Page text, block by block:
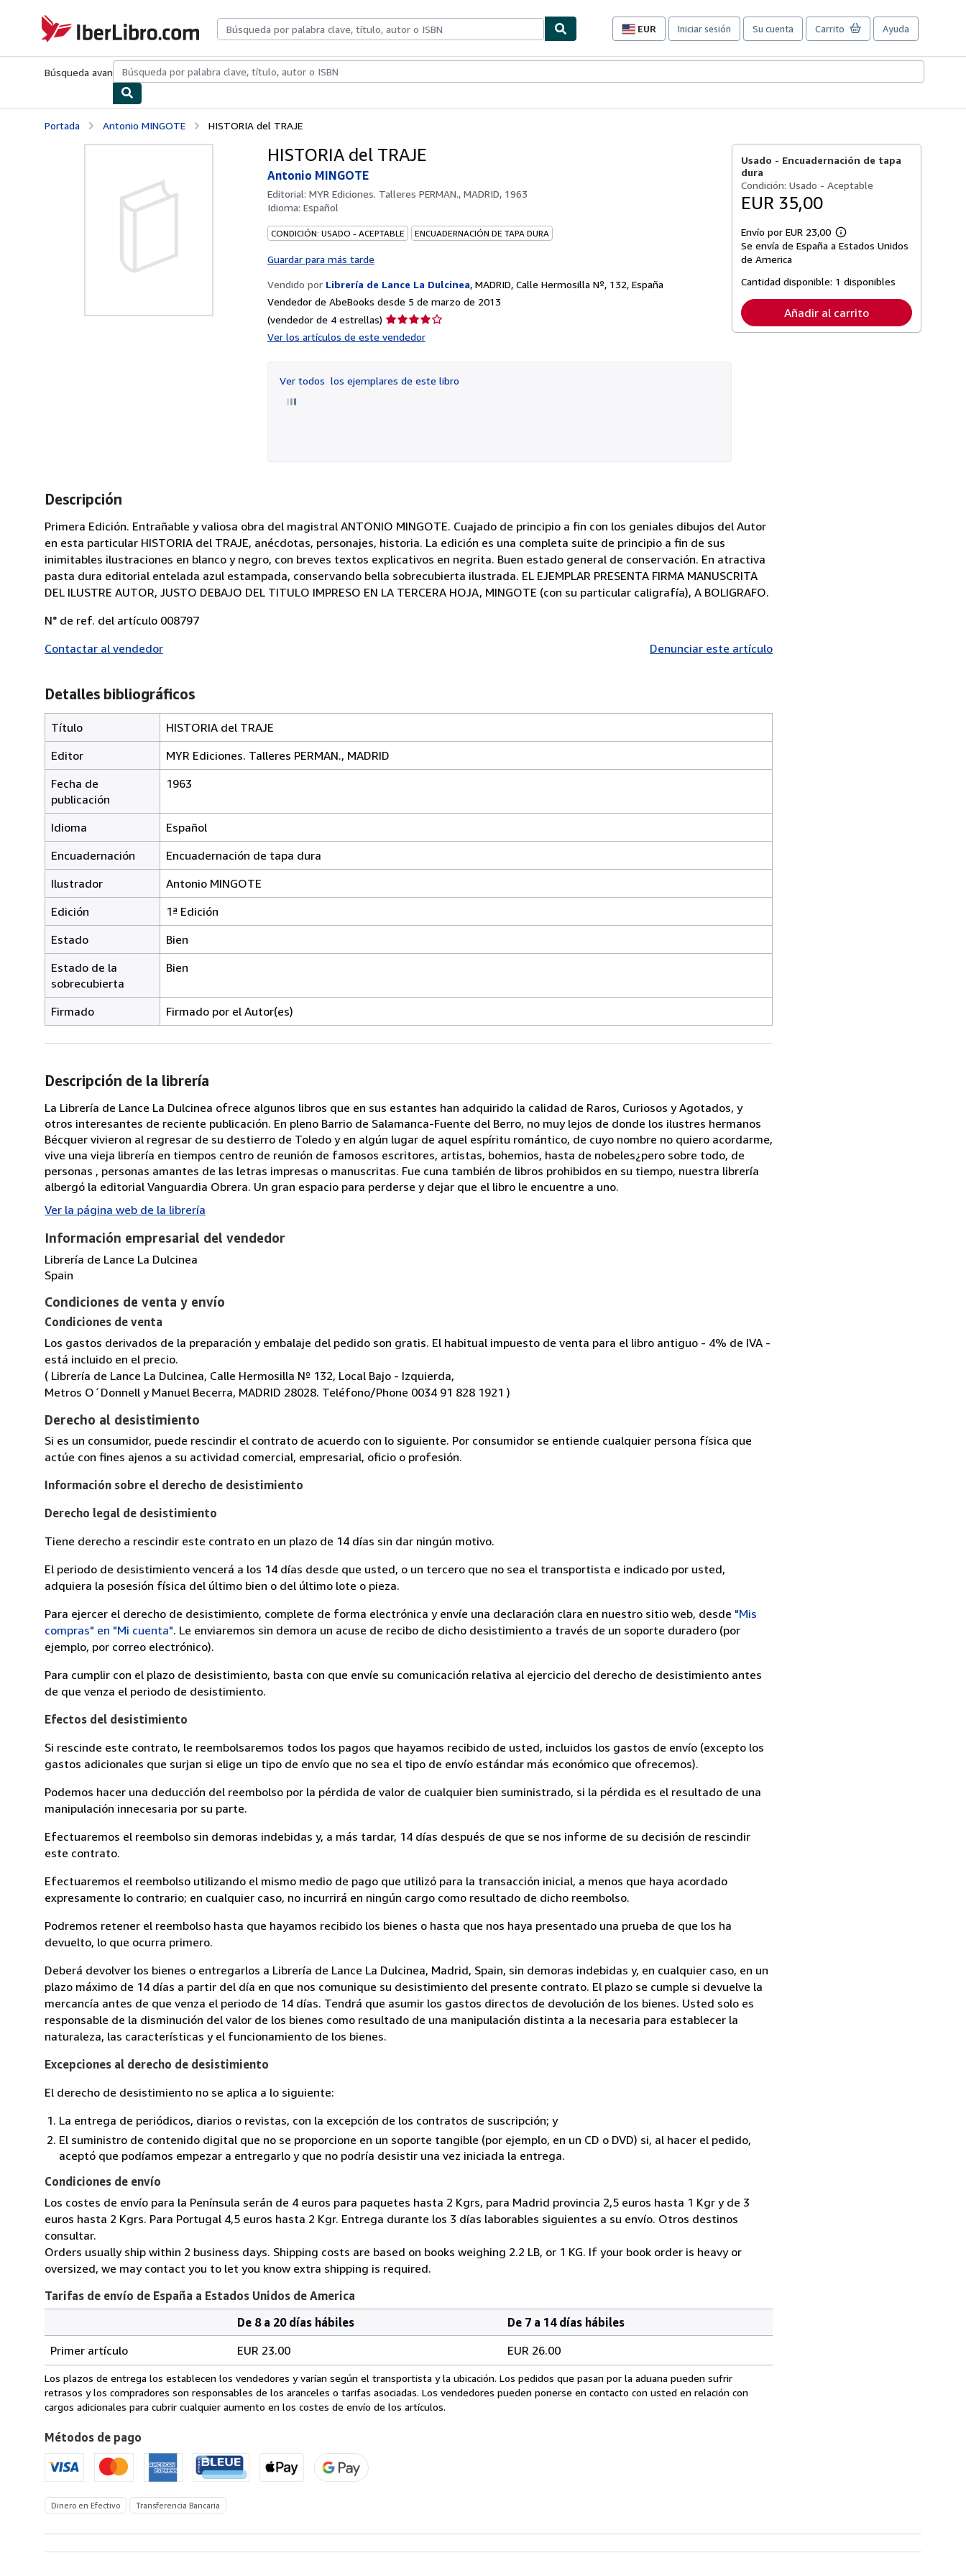
IberLibro.com
EUR
Preferencias
compra
sitio.
Iniciar sesión Su cuenta Carrito Ayuda
Búsqueda avanzadaColecciones Libros antiguosArte y coleccionismo
Portada Antonio MINGOTE HISTORIA del TRAJE
HISTORIA del TRAJE
Antonio MINGOTE
Editorial: MYR Ediciones. Talleres PERMAN., MADRID, 1963
Idioma: Español
CONDICIÓN: USADO - ACEPTABLE ENCUADERNACIÓN DE TAPA DURA
Guardar para más tarde
Vendido por Librería de Lance La Dulcinea, MADRID, Calle Hermosilla Nº, 132, España
Vendedor de AbeBooks desde 5 de marzo de 2013
(vendedor de 4 estrellas) Calificación
Ver los artículos de este vendedor
Ver todos los ejemplares de este libro
Usado - Encuadernación de tapa
dura
Condición: Usado - Aceptable
EUR 35,00
Envío por EUR 23,00
Más
información
tarifas
envío
Se envía de España a Estados Unidos
de America
Cantidad disponible: 1 disponibles
Añadir al carrito
Descripción
Primera Edición. Entrañable y valiosa obra del magistral ANTONIO MINGOTE. Cuajado de principio a fin con los geniales dibujos del Autor
en esta particular HISTORIA del TRAJE, anécdotas, personajes, historia. La edición es una completa suite de principio a fin de sus
inimitables ilustraciones en blanco y negro, con breves textos explicativos en negrita. Buen estado general de conservación. En atractiva
pasta dura editorial entelada azul estampada, conservando bella sobrecubierta ilustrada. EL EJEMPLAR PRESENTA FIRMA MANUSCRITA
DEL ILUSTRE AUTOR, JUSTO DEBAJO DEL TITULO IMPRESO EN LA TERCERA HOJA, MINGOTE (con su particular caligrafía), A BOLIGRAFO.
N° de ref. del artículo 008797
Contactar al vendedor
Denunciar este artículo
Detalles bibliográficos
Título
HISTORIA del TRAJE
Editor
MYR Ediciones. Talleres PERMAN., MADRID
Fecha de
publicación
1963
Idioma
Español
Encuadernación
Encuadernación de tapa dura
Ilustrador
Antonio MINGOTE
Edición
1ª Edición
Estado
Bien
Estado de la
sobrecubierta
Bien
Firmado Firmado por el Autor(es)
Descripción de la librería
La Librería de Lance La Dulcinea ofrece algunos libros que en sus estantes han adquirido la calidad de Raros, Curiosos y Agotados, y
otros interesantes de reciente publicación. En pleno Barrio de Salamanca-Fuente del Berro, no muy lejos de donde los ilustres hermanos
Bécquer vivieron al regresar de su destierro de Toledo y en algún lugar de aquel espíritu romántico, de cuyo nombre no quiero acordarme,
vive una vieja librería en tiempos centro de reunión de famosos escritores, artistas, bohemios, hasta de nobeles¿pero sobre todo, de
personas , personas amantes de las letras impresas o manuscritas. Fue cuna también de libros prohibidos en su tiempo, nuestra librería
albergó la editorial Vanguardia Obrera. Un gran espacio para perderse y dejar que el libro le encuentre a uno.
Ver la página web de la librería
Información empresarial del vendedor
Librería de Lance La Dulcinea
Spain
Condiciones de venta y envío
Condiciones de venta
Los gastos derivados de la preparación y embalaje del pedido son gratis. El habitual impuesto de venta para el libro antiguo - 4% de IVA -
está incluido en el precio.
( Librería de Lance La Dulcinea, Calle Hermosilla Nº 132, Local Bajo - Izquierda,
Metros O´Donnell y Manuel Becerra, MADRID 28028. Teléfono/Phone 0034 91 828 1921 )
Derecho al desistimiento
Si es un consumidor, puede rescindir el contrato de acuerdo con lo siguiente. Por consumidor se entiende cualquier persona física que
actúe con fines ajenos a su actividad comercial, empresarial, oficio o profesión.
Información sobre el derecho de desistimiento
Derecho legal de desistimiento
Tiene derecho a rescindir este contrato en un plazo de 14 días sin dar ningún motivo.
El periodo de desistimiento vencerá a los 14 días desde que usted, o un tercero que no sea el transportista e indicado por usted,
adquiera la posesión física del último bien o del último lote o pieza.
Para ejercer el derecho de desistimiento, complete de forma electrónica y envíe una declaración clara en nuestro sitio web, desde "Mis
compras" en "Mi cuenta". Le enviaremos sin demora un acuse de recibo de dicho desistimiento a través de un soporte duradero (por
ejemplo, por correo electrónico).
Para cumplir con el plazo de desistimiento, basta con que envíe su comunicación relativa al ejercicio del derecho de desistimiento antes
de que venza el periodo de desistimiento.
Efectos del desistimiento
Si rescinde este contrato, le reembolsaremos todos los pagos que hayamos recibido de usted, incluidos los gastos de envío (excepto los
gastos adicionales que surjan si elige un tipo de envío que no sea el tipo de envío estándar más económico que ofrecemos).
Podemos hacer una deducción del reembolso por la pérdida de valor de cualquier bien suministrado, si la pérdida es el resultado de una
manipulación innecesaria por su parte.
Efectuaremos el reembolso sin demoras indebidas y, a más tardar, 14 días después de que se nos informe de su decisión de rescindir
este contrato.
Efectuaremos el reembolso utilizando el mismo medio de pago que utilizó para la transacción inicial, a menos que haya acordado
expresamente lo contrario; en cualquier caso, no incurrirá en ningún cargo como resultado de dicho reembolso.
Podremos retener el reembolso hasta que hayamos recibido los bienes o hasta que nos haya presentado una prueba de que los ha
devuelto, lo que ocurra primero.
Deberá devolver los bienes o entregarlos a Librería de Lance La Dulcinea, Madrid, Spain, sin demoras indebidas y, en cualquier caso, en un
plazo máximo de 14 días a partir del día en que nos comunique su desistimiento del presente contrato. El plazo se cumple si devuelve la
mercancía antes de que venza el periodo de 14 días. Tendrá que asumir los gastos directos de devolución de los bienes. Usted solo es
responsable de la disminución del valor de los bienes como resultado de una manipulación distinta a la necesaria para establecer la
naturaleza, las características y el funcionamiento de los bienes.
Excepciones al derecho de desistimiento
El derecho de desistimiento no se aplica a lo siguiente:
La entrega de periódicos, diarios o revistas, con la excepción de los contratos de suscripción; y
El suministro de contenido digital que no se proporcione en un soporte tangible (por ejemplo, en un CD o DVD) si, al hacer el pedido,
aceptó que podíamos empezar a entregarlo y que no podría desistir una vez iniciada la entrega.
Condiciones de envío
Los costes de envío para la Península serán de 4 euros para paquetes hasta 2 Kgrs, para Madrid provincia 2,5 euros hasta 1 Kgr y de 3
euros hasta 2 Kgrs. Para Portugal 4,5 euros hasta 2 Kgr. Entrega durante los 3 días laborables siguientes a su envío. Otros destinos
consultar.
Orders usually ship within 2 business days. Shipping costs are based on books weighing 2.2 LB, or 1 KG. If your book order is heavy or
oversized, we may contact you to let you know extra shipping is required.
Tarifas de envío de España a Estados Unidos de America
de
envío
de
España
Estados
Unidos
de
America
pedido
De 8 a 20 días hábiles
De 7 a 14 días hábiles
Primer artículo
EUR 23.00 EUR 26.00
Los plazos de entrega los establecen los vendedores y varían según el transportista y la ubicación. Los pedidos que pasan por la aduana pueden sufrir
retrasos y los compradores son responsables de los aranceles o tarifas asociadas. Los vendedores pueden ponerse en contacto con usted en relación con
cargos adicionales para cubrir cualquier aumento en los costes de envío de los artículos.
Métodos de pago
Dinero en Efectivo Transferencia Bancaria